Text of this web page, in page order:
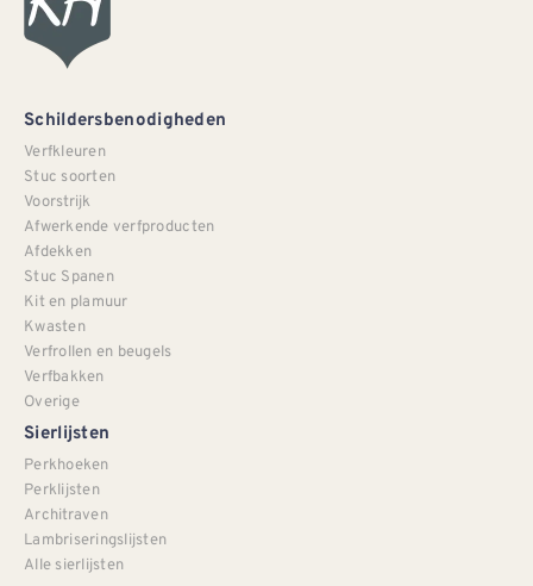
Schildersbenodigheden
Verfkleuren
Stuc soorten
Voorstrijk
Afwerkende verfproducten
Afdekken
Stuc Spanen
Kit en plamuur
Kwasten
Verfrollen en beugels
Verfbakken
Overige
Sierlijsten
Perkhoeken
Perklijsten
Architraven
Lambriseringslijsten
Alle sierlijsten